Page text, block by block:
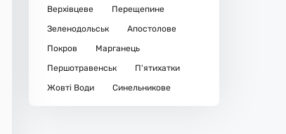
Верхівцеве
Перещепине
Зеленодольськ
Апостолове
Покров
Марганець
Першотравенськ
П'ятихатки
Жовті Води
Синельникове